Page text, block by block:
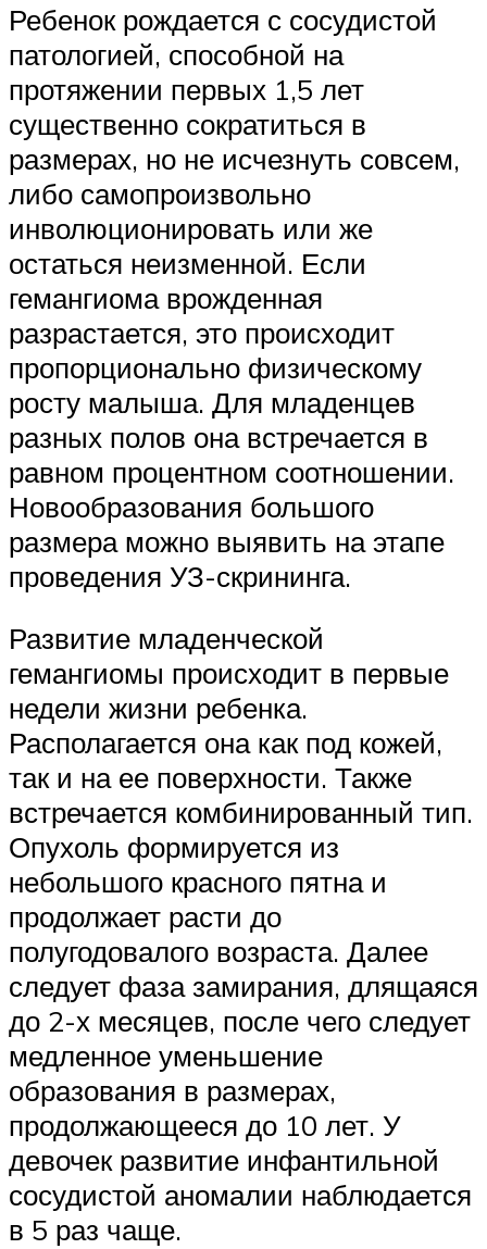
Ребенок рождается с сосудистой
патологией, способной на
протяжении первых 1,5 лет
существенно сократиться в
размерах, но не исчезнуть совсем,
либо самопроизвольно
инволюционировать или же
остаться неизменной. Если
гемангиома врожденная
разрастается, это происходит
пропорционально физическому
росту малыша. Для младенцев
разных полов она встречается в
равном процентном соотношении.
Новообразования большого
размера можно выявить на этапе
проведения УЗ-скрининга.
Развитие младенческой
гемангиомы происходит в первые
недели жизни ребенка.
Располагается она как под кожей,
так и на ее поверхности. Также
встречается комбинированный тип.
Опухоль формируется из
небольшого красного пятна и
продолжает расти до
полугодовалого возраста. Далее
следует фаза замирания, длящаяся
до 2-х месяцев, после чего следует
медленное уменьшение
образования в размерах,
продолжающееся до 10 лет. У
девочек развитие инфантильной
сосудистой аномалии наблюдается
в 5 раз чаще.